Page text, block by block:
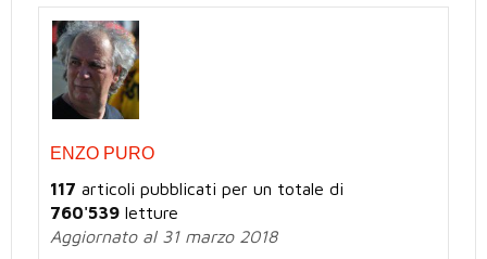
ENZO PURO
117 articoli pubblicati per un totale di
760'539 letture
Aggiornato al 31 marzo 2018